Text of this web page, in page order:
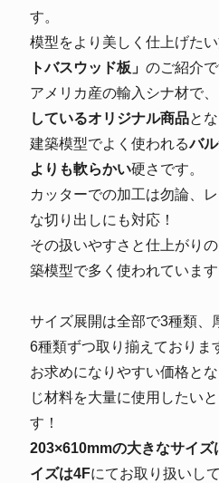
す。
模型をより美しく仕上げた
トバスウッド板」 のご紹介で
アメリカ産の輸入シナ材で、
しているオリジナル商品と
建築模型でよく使われるバ
よりも軟らかい硬さです。
カッターでの加工は勿論、
な切り出しにも対応！
その扱いやすさと仕上がり
築模型で多く使われています
サイズ展開は全部で3種類、
6種類ずつ取り揃えておりま
お求めになりやすい価格と
じ材料を大量に使用したい
す！
203×610mmの大きなサイズ
イズは4Fにてお取り扱いし